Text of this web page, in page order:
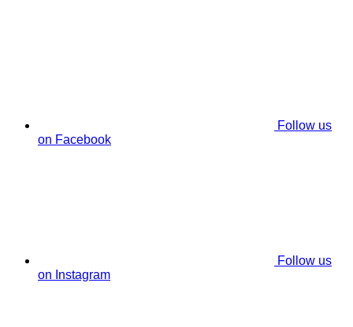
Follow us
on Facebook
Follow us
on Instagram